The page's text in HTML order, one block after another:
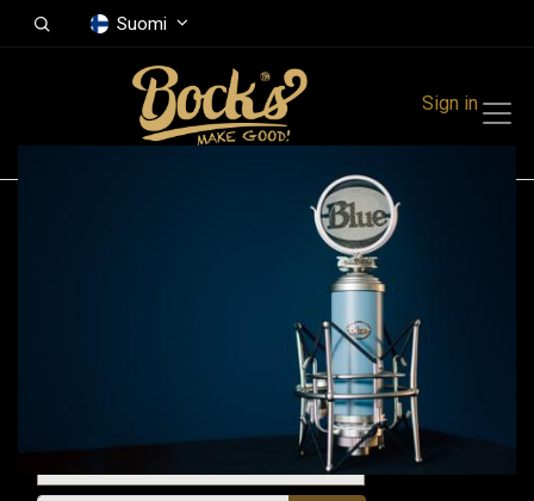
Suomi
Sign in
Kaikki tapahtumat